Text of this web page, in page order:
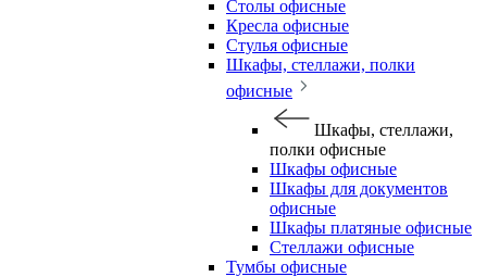
Столы офисные
Кресла офисные
Стулья офисные
Шкафы, стеллажи, полки
офисные
Шкафы, стеллажи,
полки офисные
Шкафы офисные
Шкафы для документов
офисные
Шкафы платяные офисные
Стеллажи офисные
Тумбы офисные